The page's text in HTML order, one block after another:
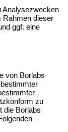
Analysezwecken
Rahmen dieser
ggf. eine
von Borlabs
zu
die Borlabs